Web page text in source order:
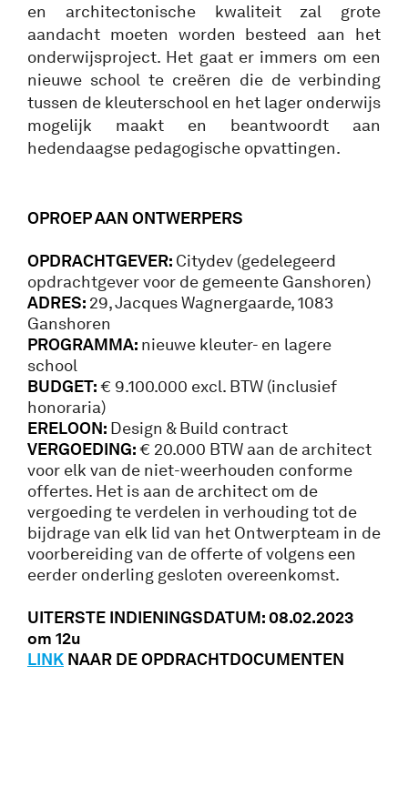
en architectonische kwaliteit zal grote
aandacht moeten worden besteed aan het
onderwijsproject. Het gaat er immers om een
nieuwe school te creëren die de verbinding
tussen de kleuterschool en het lager onderwijs
mogelijk maakt en beantwoordt aan
hedendaagse pedagogische opvattingen.
OPROEP AAN ONTWERPERS
OPDRACHTGEVER: Citydev (gedelegeerd
opdrachtgever voor de gemeente Ganshoren)
ADRES: 29, Jacques Wagnergaarde, 1083
Ganshoren
PROGRAMMA: nieuwe kleuter- en lagere
school
BUDGET:€ 9.100.000 excl. BTW (inclusief
honoraria)
ERELOON: Design & Build contract
VERGOEDING:€ 20.000 BTW aan de architect
voor elk van de niet-weerhouden conforme
offertes. Het is aan de architect om de
vergoeding te verdelen in verhouding tot de
bijdrage van elk lid van het Ontwerpteam in de
voorbereiding van de offerte of volgens een
eerder onderling gesloten overeenkomst.
UITERSTE INDIENINGSDATUM: 08.02.2023
om 12u
LINK NAAR DE OPDRACHTDOCUMENTEN